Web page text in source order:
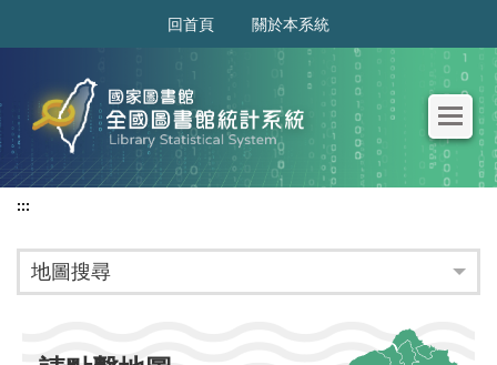
回首頁 關於本系統
:::
地圖搜尋